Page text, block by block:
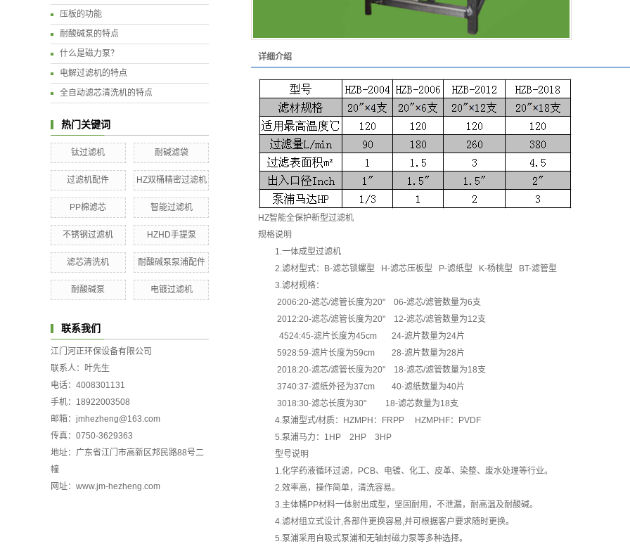
压板的功能
耐酸碱泵的特点
什么是磁力泵？
电解过滤机的特点
全自动滤芯清洗机的特点
热门关键词
钛过滤机 耐碱滤袋
过滤机配件 HZ双桶精密过滤机
PP棉滤芯 智能过滤机
不锈钢过滤机 HZHD手提泵
滤芯清洗机 耐酸碱泵泵浦配件
耐酸碱泵 电镀过滤机
联系我们
江门河正环保设备有限公司
联系人：叶先生
电话：4008301131
手机：18922003508
邮箱：jmhezheng@163.com
传真：0750-3629363
地址：广东省江门市高新区邦民路88号二
幢
网址：www.jm-hezheng.com
详细介绍
HZ智能全保护新型过滤机
规格说明
1.一体成型过滤机
2.滤材型式：B-滤芯锁螺型 H-滤芯压板型 P-滤纸型 K-杨桃型 BT-滤管型
3.滤材规格：
2006:20-滤芯/滤管长度为20" 06-滤芯/滤管数量为6支
2012:20-滤芯/滤管长度为20" 12-滤芯/滤管数量为12支
4524:45-滤片长度为45cm 24-滤片数量为24片
5928:59-滤片长度为59cm 28-滤片数量为28片
2018:20-滤芯/滤管长度为20" 18-滤芯/滤管数量为18支
3740:37-滤纸外径为37cm 40-滤纸数量为40片
3018:30-滤芯长度为30" 18-滤芯数量为18支
4.泵浦型式/材质：HZMPH：FRPP HZMPHF：PVDF
5.泵浦马力：1HP 2HP 3HP
型号说明
1.化学药液循环过滤，PCB、电镀、化工、皮革、染整、废水处理等行业。
2.效率高，操作简单，清洗容易。
3.主体桶PP材料一体射出成型，坚固耐用，不泄漏，耐高温及耐酸碱。
4.滤材组立式设计,各部件更换容易,并可根据客户要求随时更换。
5.泵浦采用自吸式泵浦和无轴封磁力泵等多种选择。